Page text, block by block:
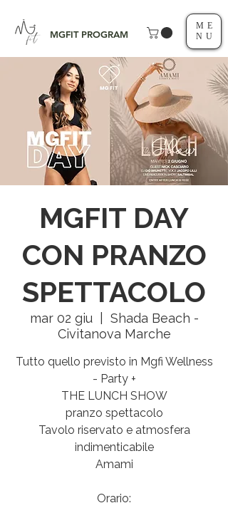
ME
NU
MGFIT PROGRAM
MGFIT DAY
CON PRANZO
SPETTACOLO
mar 02 giu
  |
Shada Beach -
Civitanova Marche
Tutto quello previsto in Mgfi Wellness
- Party +
THE LUNCH SHOW
pranzo spettacolo
Tavolo riservato e atmosfera
indimenticabile
Amami
Orario: